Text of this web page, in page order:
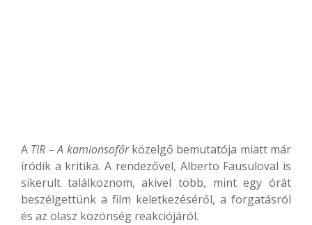
A TIR – A kamionsofőrközelgő bemutatója miatt már
íródik a kritika. A rendezővel, Alberto Fausuloval is
sikerült találkoznom, akivel több, mint egy órát
beszélgettünk a film keletkezéséről, a forgatásról
és az olasz közönség reakciójáról.